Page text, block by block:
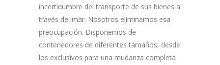
incertidumbre del transporte de sus bienes a
través del mar. Nosotros eliminamos esa
preocupación. Disponemos de
contenedores de diferentes tamaños, desde
los exclusivos para una mudanza completa